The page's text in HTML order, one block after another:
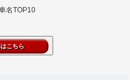
名TOP10